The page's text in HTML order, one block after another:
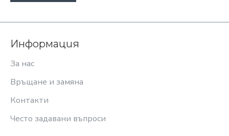
Информация
За нас
Връщане и замяна
Контакти
Често задавани въпроси